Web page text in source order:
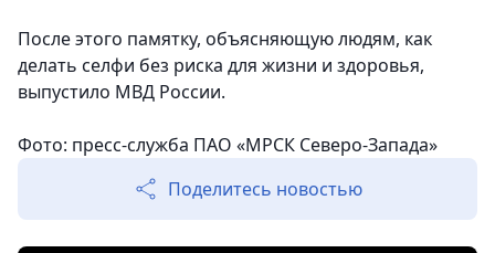
После этого памятку, объясняющую людям, как
делать селфи без риска для жизни и здоровья,
выпустило МВД России.
Фото: пресс-служба ПАО «МРСК Северо-Запада»
Поделитесь новостью